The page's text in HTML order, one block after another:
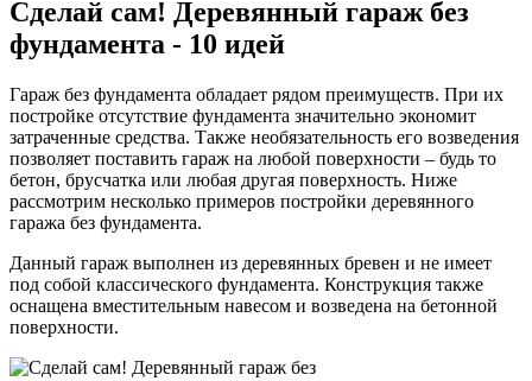
Сделай сам! Деревянный гараж без
фундамента - 10 идей
Гараж без фундамента обладает рядом преимуществ. При их
постройке отсутствие фундамента значительно экономит
затраченные средства. Также необязательность его возведения
позволяет поставить гараж на любой поверхности – будь то
бетон, брусчатка или любая другая поверхность. Ниже
рассмотрим несколько примеров постройки деревянного
гаража без фундамента.
Данный гараж выполнен из деревянных бревен и не имеет
под собой классического фундамента. Конструкция также
оснащена вместительным навесом и возведена на бетонной
поверхности.